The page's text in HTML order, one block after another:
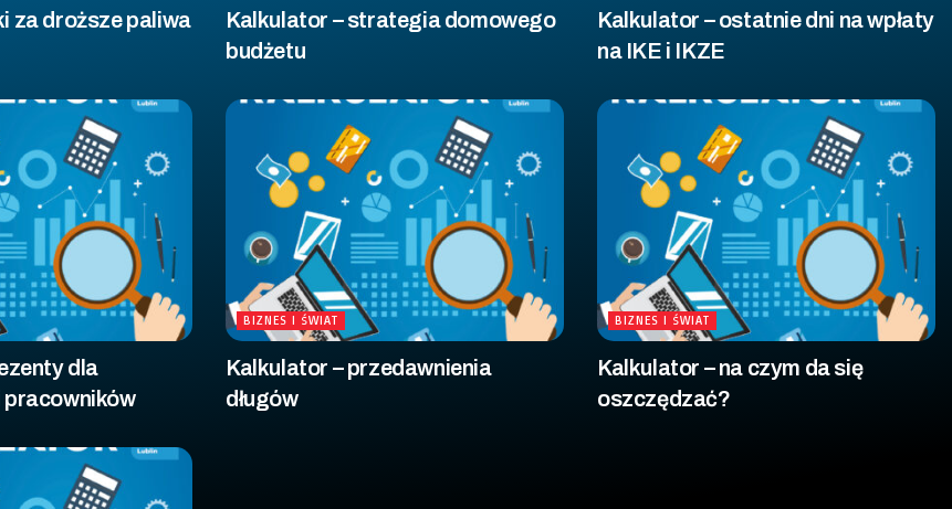
za droższe paliwa
Kalkulator – strategia domowego
budżetu
Kalkulator – ostatnie dni na wpłaty
na IKE i IKZE
dla
BIZNES I ŚWIAT
Kalkulator – przedawnienia
długów
BIZNES I ŚWIAT
Kalkulator – na czym da się
oszczędzać?